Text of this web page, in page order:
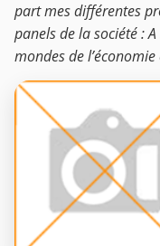
part mes différentes
panels de la société :
mondes de